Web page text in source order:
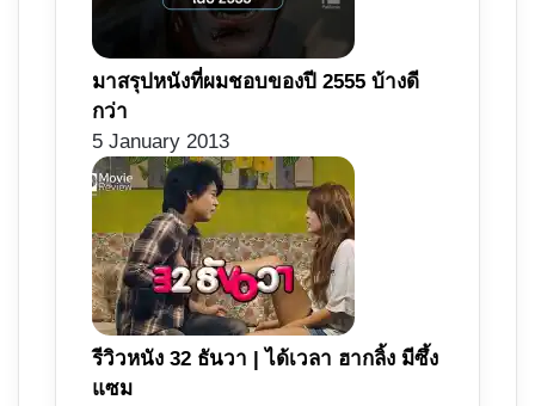
มาสรุปหนังที่ผมชอบของปี 2555 บ้างดี
กว่า
5 January 2013
รีวิวหนัง 32 ธันวา | ได้เวลา ฮากลิ้ง มีซึ้ง
แซม